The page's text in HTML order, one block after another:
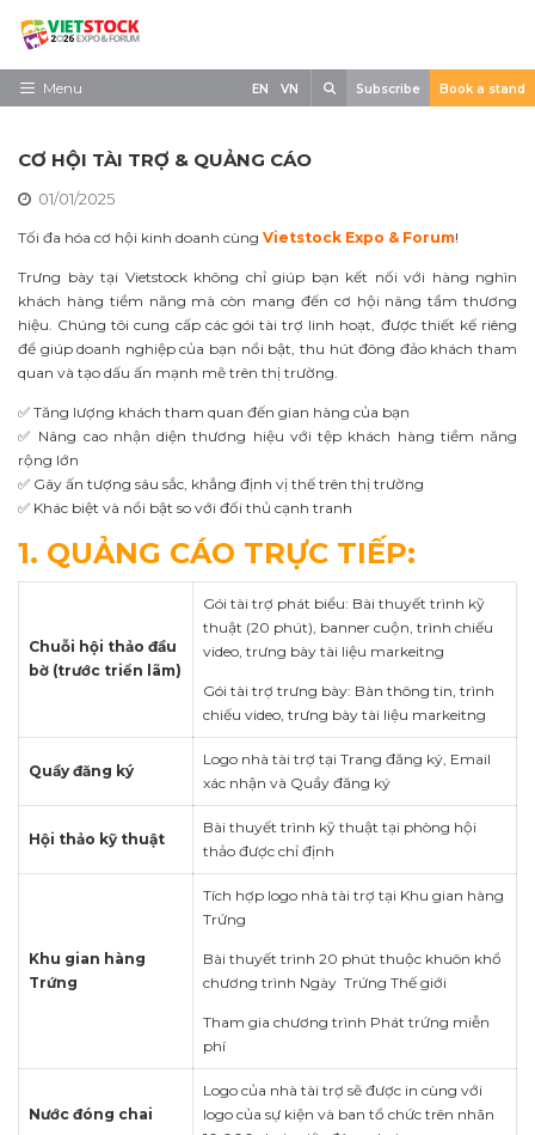
Skip
contentMenu
Về triển lãm
Tham Quan
Tin tức
EN VN Subscribe Book a stand
CƠ HỘI TÀI TRỢ & QUẢNG CÁO
01/01/2025
Tối đa hóa cơ hội kinh doanh cùng Vietstock Expo & Forum!
Trưng bày tại Vietstock không chỉ giúp bạn kết nối với hàng nghìn
khách hàng tiềm năng mà còn mang đến cơ hội nâng tầm thương
hiệu. Chúng tôi cung cấp các gói tài trợ linh hoạt, được thiết kế riêng
để giúp doanh nghiệp của bạn nổi bật, thu hút đông đảo khách tham
quan và tạo dấu ấn mạnh mẽ trên thị trường.
✅ Tăng lượng khách tham quan đến gian hàng của bạn
✅ Nâng cao nhận diện thương hiệu với tệp khách hàng tiềm năng
rộng lớn
✅ Gây ấn tượng sâu sắc, khẳng định vị thế trên thị trường
✅ Khác biệt và nổi bật so với đối thủ cạnh tranh
1. QUẢNG CÁO TRỰC TIẾP:
Chuỗi hội thảo đầu
bờ (trước triển lãm)
Gói tài trợ phát biểu: Bài thuyết trình kỹ
thuật (20 phút), banner cuộn, trình chiếu
video, trưng bày tài liệu markeitng
Gói tài trợ trưng bày: Bàn thông tin, trình
chiếu video, trưng bày tài liệu markeitng
Quầy đăng ký
Logo nhà tài trợ tại Trang đăng ký, Email
xác nhận và Quầy đăng ký
Hội thảo kỹ thuật
Bài thuyết trình kỹ thuật tại phòng hội
thảo được chỉ định
Khu gian hàng
Trứng
Tích hợp logo nhà tài trợ tại Khu gian hàng
Trứng
Bài thuyết trình 20 phút thuộc khuôn khổ
chương trình Ngày Trứng Thế giới
Tham gia chương trình Phát trứng miễn
phí
Nước đóng chai
Logo của nhà tài trợ sẽ được in cùng với
logo của sự kiện và ban tổ chức trên nhãn